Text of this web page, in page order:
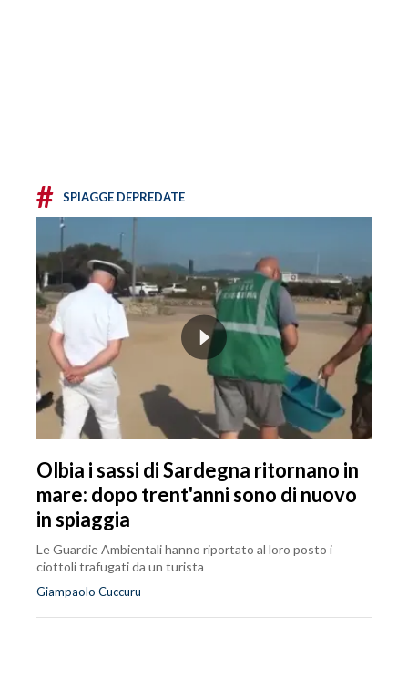
# SPIAGGE DEPREDATE
Olbia i sassi di Sardegna ritornano in
mare: dopo trent'anni sono di nuovo
in spiaggia
Le Guardie Ambientali hanno riportato al loro posto i
ciottoli trafugati da un turista
Giampaolo Cuccuru